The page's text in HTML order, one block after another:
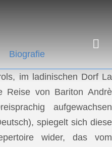
Biografie
im ladinischen Dorf La
Reise von Bariton Andrè
aufgewachsen
spiegelt sich diese
wider, das vom